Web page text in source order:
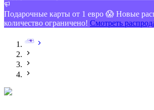
Подарочные карты от 1 евро 😱 Новые
количество ограничено! Смотреть